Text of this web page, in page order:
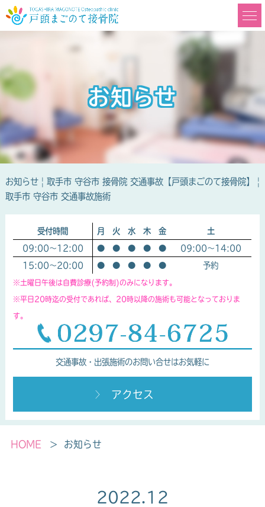
お知らせ
お知らせ | 取手市 守谷市 接骨院 交通事故【戸頭まごのて接骨院】 |
取手市 守谷市 交通事故施術
受付時間 月 火 水 木 金 土
09:00～12:00 ● ● ● ● ● 09:00～14:00
15:00～20:00 ● ● ● ● ● 予約
※土曜日午後は自費診療(予約制)のみになります。
※平日20時迄の受付であれば、20時以降の施術も可能となっておりま
す。
交通事故・出張施術のお問い合せはお気軽に
アクセス
HOME お知らせ
2022.12